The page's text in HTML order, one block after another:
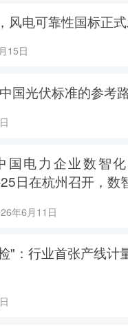
风电可靠性国标正
15日
双重认证背后 中国光伏标准的参
国电力企业数智
日在杭州召开，数
年6月11日
"：行业首张产线计